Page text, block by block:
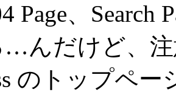
Page、Search
…んだけど、
のトップペ